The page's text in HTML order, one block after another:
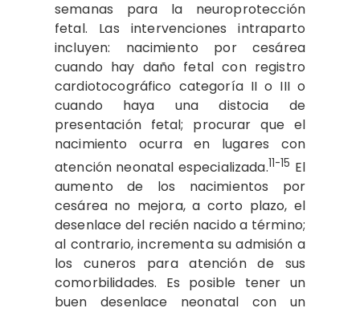
semanas para la neuroprotección
fetal. Las intervenciones intraparto
incluyen: nacimiento por cesárea
cuando hay daño fetal con registro
cardiotocográfico categoría II o III o
cuando haya una distocia de
presentación fetal; procurar que el
nacimiento ocurra en lugares con
atención neonatal especializada.11-15 El
aumento de los nacimientos por
cesárea no mejora, a corto plazo, el
desenlace del recién nacido a término;
al contrario, incrementa su admisión a
los cuneros para atención de sus
comorbilidades. Es posible tener un
buen desenlace neonatal con un